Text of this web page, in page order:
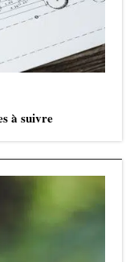
à suivre